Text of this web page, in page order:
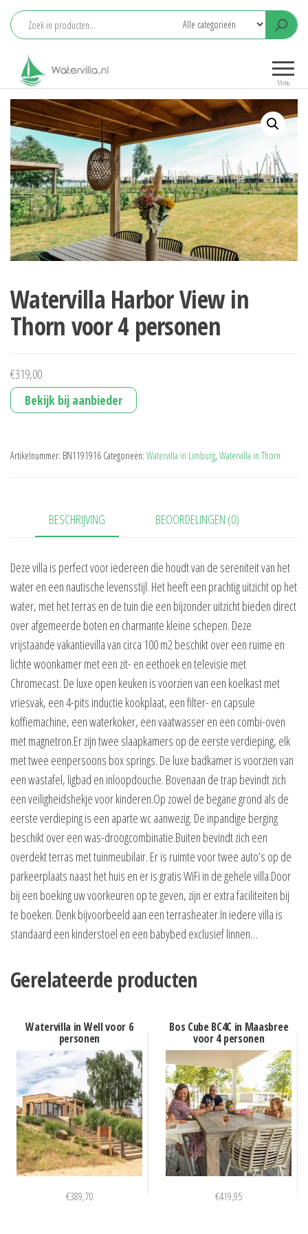
naar
inhoud
watervilla's
met eigen
aanlegsteiger
Menu
Watervilla Harbor View in
Thorn voor 4 personen
€319,00
Bekijk bij aanbieder
Artikelnummer: BN1191916 Categorieën: Watervilla in Limburg, Watervilla in Thorn
BESCHRIJVING BEOORDELINGEN (0)
Deze villa is perfect voor iedereen die houdt van de sereniteit van het
water en een nautische levensstijl. Het heeft een prachtig uitzicht op het
water, met het terras en de tuin die een bijzonder uitzicht bieden direct
over afgemeerde boten en charmante kleine schepen. Deze
vrijstaande vakantievilla van circa 100 m2 beschikt over een ruime en
lichte woonkamer met een zit- en eethoek en televisie met
Chromecast. De luxe open keuken is voorzien van een koelkast met
vriesvak, een 4-pits inductie kookplaat, een filter- en capsule
koffiemachine, een waterkoker, een vaatwasser en een combi-oven
met magnetron.Er zijn twee slaapkamers op de eerste verdieping, elk
met twee eenpersoons box springs. De luxe badkamer is voorzien van
een wastafel, ligbad en inloopdouche. Bovenaan de trap bevindt zich
een veiligheidshekje voor kinderen.Op zowel de begane grond als de
eerste verdieping is een aparte wc aanwezig. De inpandige berging
beschikt over een was-droogcombinatie.Buiten bevindt zich een
overdekt terras met tuinmeubilair. Er is ruimte voor twee auto’s op de
parkeerplaats naast het huis en er is gratis WiFi in de gehele villa.Door
bij een boeking uw voorkeuren op te geven, zijn er extra faciliteiten bij
te boeken. Denk bijvoorbeeld aan een terrasheater.In iedere villa is
standaard een kinderstoel en een babybed exclusief linnen…
Gerelateerde producten
Watervilla in Well voor 6
personen
€389,70
Bos Cube BC4C in Maasbree
voor 4 personen
€419,95